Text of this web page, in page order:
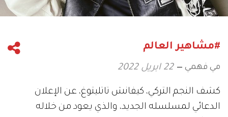
#مشاهير العالم
مي فهمي 22 ابريل 2022
كشف النجم التركي، كيفانش تاتليتوغ، عن الإعلان
الدعائي لمسلسله الجديد، والذي يعود من خلاله